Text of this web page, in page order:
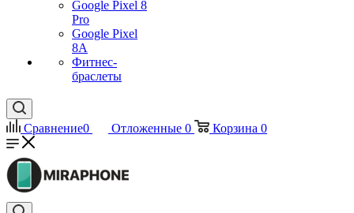
Google Pixel 8
Pro
Google Pixel
8A
Фитнес-
браслеты
Сравнение0 Отложенные 0 Корзина 0